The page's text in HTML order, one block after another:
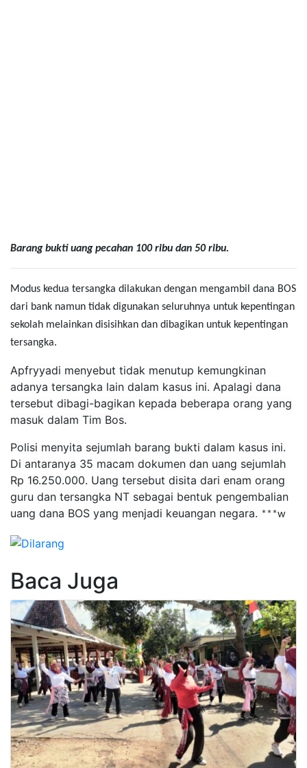
Barang bukti uang pecahan 100 ribu dan 50 ribu.
Modus kedua tersangka dilakukan dengan mengambil dana BOS
dari bank namun tidak digunakan seluruhnya untuk kepentingan
sekolah melainkan disisihkan dan dibagikan untuk kepentingan
tersangka.
Apfryyadi menyebut tidak menutup kemungkinan
adanya tersangka lain dalam kasus ini. Apalagi dana
tersebut dibagi-bagikan kepada beberapa orang yang
masuk dalam Tim Bos.
Polisi menyita sejumlah barang bukti dalam kasus ini.
Di antaranya 35 macam dokumen dan uang sejumlah
Rp 16.250.000. Uang tersebut disita dari enam orang
guru dan tersangka NT sebagai bentuk pengembalian
uang dana BOS yang menjadi keuangan negara. ***w
Baca Juga